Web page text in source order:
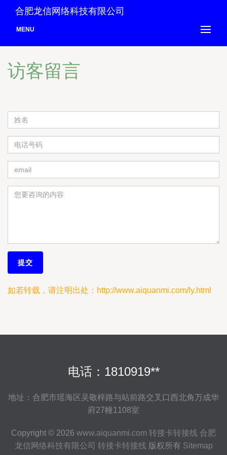
合肥龙信网络科技有限公司
MENU
访客留言
如若转载，请注明出处：http://www.aiquanmi.com/ly.html
电话：1810919**
地址：合肥市瑶海区吴敬梓路与站前路交叉口西北角万成华
府27幢1108室
Copyright © 2026 www.aiquanmi.com 转接卡转接线 合肥
龙信网络科技有限公司 转接卡转接线 版权所有 Sitemap